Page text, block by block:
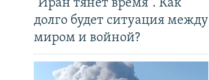
"Иран тянет время". Как
долго будет ситуация между
миром и войной?